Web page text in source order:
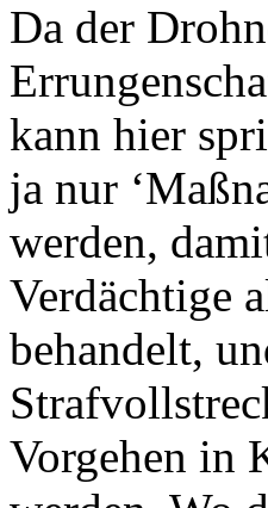
Da der
kann hier
ja nur
werden,
Verdächtige
behandelt,
Vorgehen in